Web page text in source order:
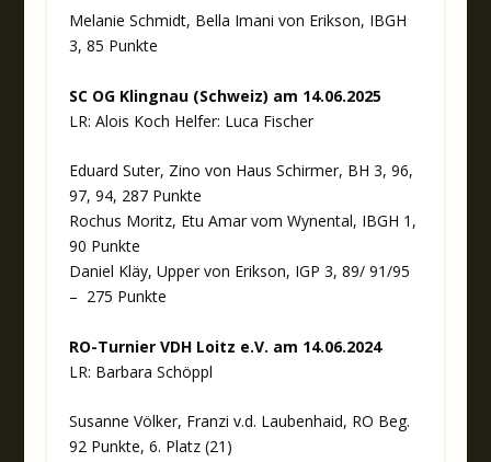
Melanie Schmidt, Bella Imani von Erikson, IBGH
3, 85 Punkte
SC OG Klingnau (Schweiz) am 14.06.2025
LR: Alois Koch Helfer: Luca Fischer
Eduard Suter, Zino von Haus Schirmer, BH 3, 96,
97, 94, 287 Punkte
Rochus Moritz, Etu Amar vom Wynental, IBGH 1,
90 Punkte
Daniel Kläy, Upper von Erikson, IGP 3, 89/ 91/95
– 275 Punkte
RO-Turnier VDH Loitz e.V. am 14.06.2024
LR: Barbara Schöppl
Susanne Völker, Franzi v.d. Laubenhaid, RO Beg.
92 Punkte, 6. Platz (21)